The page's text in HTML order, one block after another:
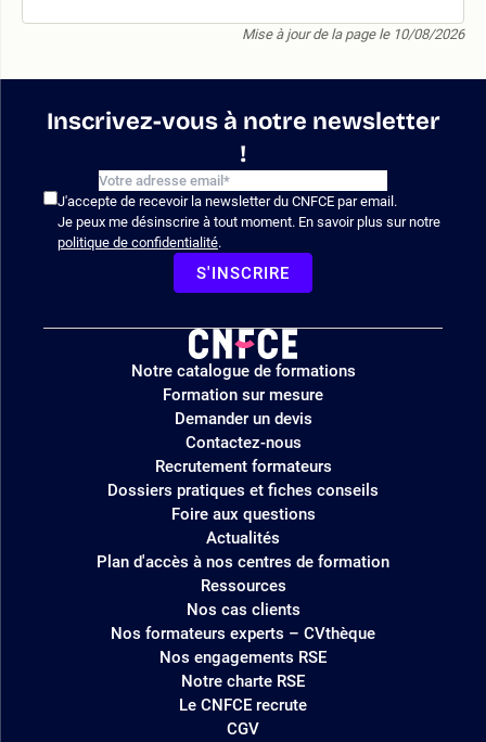
Mise à jour de la page le 10/08/2026
Inscrivez-vous à notre newsletter
!
J'accepte de recevoir la newsletter du CNFCE par email.
Je peux me désinscrire à tout moment. En savoir plus sur notre
politique de confidentialité.
S'INSCRIRE
Logo
site
Notre catalogue de formations
Formation sur mesure
Demander un devis
Contactez-nous
Recrutement formateurs
Dossiers pratiques et fiches conseils
Foire aux questions
Actualités
Plan d'accès à nos centres de formation
Ressources
Nos cas clients
Nos formateurs experts – CVthèque
Nos engagements RSE
Notre charte RSE
Le CNFCE recrute
CGV